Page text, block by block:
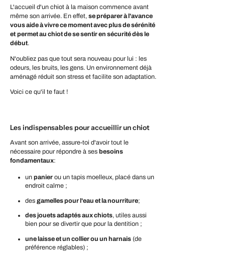
L'accueil d'un chiot à la maison commence avant
même son arrivée. En effet, se préparer à l'avance
vous aide à vivre ce moment avec plus de sérénité
et permet au chiot de se sentir en sécurité dès le
début.
N'oubliez pas que tout sera nouveau pour lui : les
odeurs, les bruits, les gens. Un environnement déjà
aménagé réduit son stress et facilite son adaptation.
Voici ce qu'il te faut !
Les indispensables pour accueillir un chiot
Avant son arrivée, assure-toi d'avoir tout le
nécessaire pour répondre à ses besoins
fondamentaux:
un panier ou un tapis moelleux, placé dans un
endroit calme ;
des gamelles pour l'eau et la nourriture;
des jouets adaptés aux chiots, utiles aussi
bien pour se divertir que pour la dentition ;
une laisse et un collier ou un harnais (de
préférence réglables) ;